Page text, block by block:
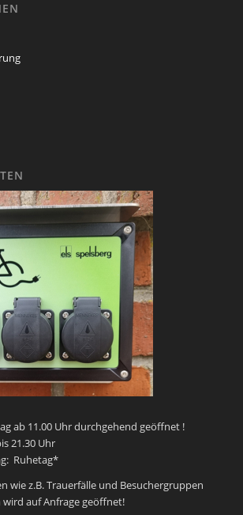
ab 11.00 Uhr durchgehend geöffnet !
21.30 Uhr
Ruhetag*
wie z.B. Trauerfälle und Besuchergruppen
auf Anfrage geöffnet!